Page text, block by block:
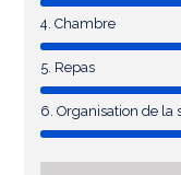
4. Chambre
5. Repas
6. Organisation de la